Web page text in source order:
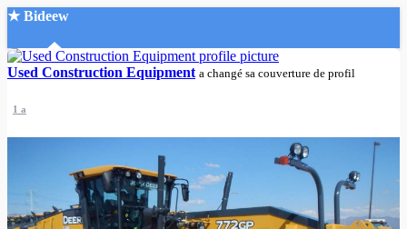
★ Bideew
Accueil
Recherche Avancée
Used Construction Equipment a changé sa couverture de profil
1 a